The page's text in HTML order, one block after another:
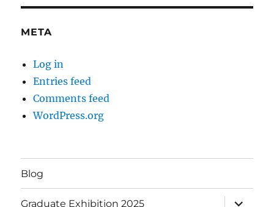
META
Log in
Entries feed
Comments feed
WordPress.org
Blog
Graduate Exhibition 2025
expand